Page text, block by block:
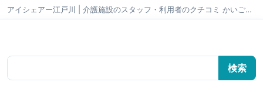
アイシェアー江戸川 | 介護施設のスタッフ・利用者のクチコミ かいごちゃんねる